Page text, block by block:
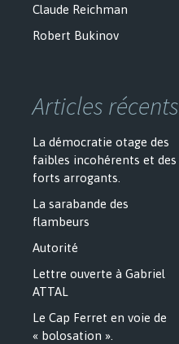
Claude Reichman
Robert Bukinov
Articles récents
La démocratie otage des
faibles incohérents et des
forts arrogants.
La sarabande des
flambeurs
Autorité
Lettre ouverte à Gabriel
ATTAL
Le Cap Ferret en voie de
« bolosation ».